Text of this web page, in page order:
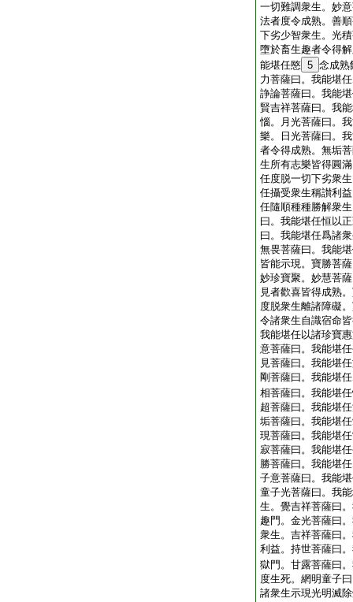
一切難調衆生。妙
法者度令成熟。善
下劣少智衆生。光
墮於畜生趣者令得
能堪任愍 5 念成熟
力菩薩曰。我能堪
諍論菩薩曰。我能
賢吉祥菩薩曰。我
惱。月光菩薩曰。
樂。日光菩薩曰。
者令得成熟。無垢
生所有志樂皆得圓
任度脱一切下劣衆
任攝受衆生稱讃利
任隨順種種勝解衆
曰。我能堪任恒以
曰。我能堪任爲諸
無畏菩薩曰。我能
皆能示現。寶勝菩
妙珍寶聚。妙慧菩
見者歡喜皆得成熟
度脱衆生離諸障礙
令諸衆生自識宿命
我能堪任以諸珍寶
意菩薩曰。我能堪
見菩薩曰。我能堪
剛菩薩曰。我能堪
相菩薩曰。我能堪
超菩薩曰。我能堪
垢菩薩曰。我能堪
現菩薩曰。我能堪
寂菩薩曰。我能堪
勝菩薩曰。我能堪
子意菩薩曰。我能
童子光菩薩曰。我
生。覺吉祥菩薩曰
趣門。金光菩薩曰
衆生。吉祥菩薩曰
利益。持世菩薩曰
獄門。甘露菩薩曰
度生死。網明童子
諸衆生示現光明滅